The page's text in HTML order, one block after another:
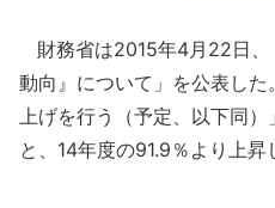
財務省は2015年4月22日、
動向』について」を公表し
上げを行う（予定、以下同
と、14年度の91.9％より上昇